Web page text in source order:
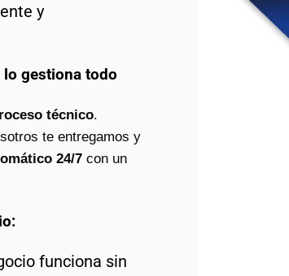
y
gestiona todo
técnico.
te entregamos y
24/7con un
funciona sin